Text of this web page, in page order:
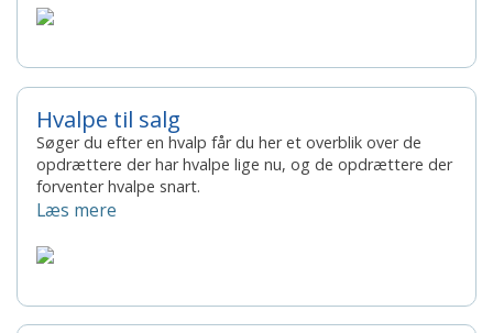
Hvalpe til salg
Søger du efter en hvalp får du her et overblik over de
opdrættere der har hvalpe lige nu, og de opdrættere der
forventer hvalpe snart.
Læs mere